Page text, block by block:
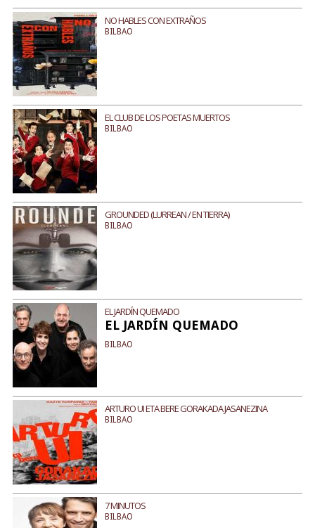
NO HABLES CON EXTRAÑOS
BILBAO
EL CLUB DE LOS POETAS MUERTOS
BILBAO
GROUNDED (LURREAN / EN TIERRA)
BILBAO
EL JARDÍN QUEMADO
EL JARDÍN QUEMADO
BILBAO
ARTURO UI ETA BERE GORAKADA JASANEZINA
BILBAO
7 MINUTOS
BILBAO